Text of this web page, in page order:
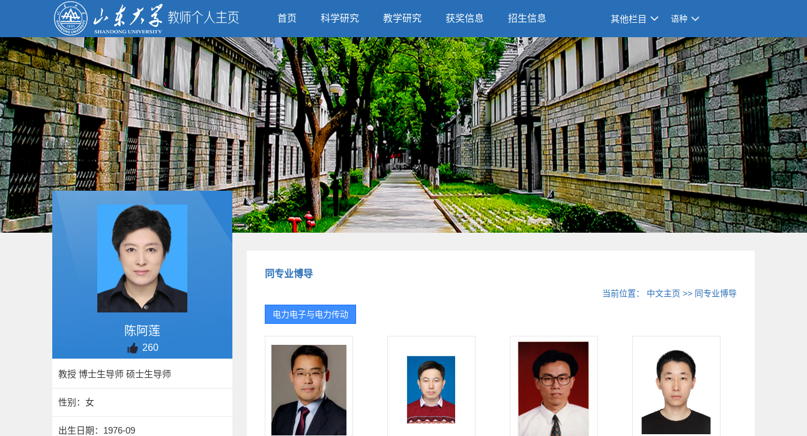
首页 科学研究 教学研究 获奖信息 招生信息 其他栏目 语种
陈阿莲
260
教授 博士生导师 硕士生导师
性别：女
出生日期：1976-09
同专业博导
当前位置： 中文主页 >> 同专业博导
电力电子与电力传动